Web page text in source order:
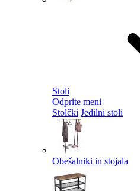
Stoli
Odprite meni
Stolčki Jedilni stoli
Obešalniki in stojala